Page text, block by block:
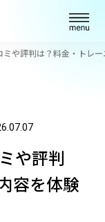
や評判は？料金・トレ
や評判
容を体験